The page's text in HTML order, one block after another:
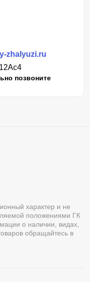
zhalyuzi.ru
позвоните
характер и не
положениями ГК
о наличии, видах,
обращайтесь в